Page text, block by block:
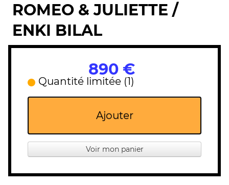
ROMEO & JULIETTE /
ENKI BILAL
890 €
Quantité limitée (1)
Ajouter
Voir mon panier